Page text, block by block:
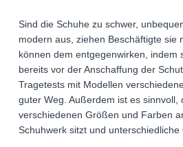
Sind die Schuhe zu schwer,
modern aus, ziehen Beschäftigte sie
können dem entgegenwirken, indem
bereits vor der Anschaffung der
Tragetests mit Modellen
guter Weg. Außerdem ist es sinnvoll,
verschiedenen Größen und Farben
Schuhwerk sitzt und unterschiedliche